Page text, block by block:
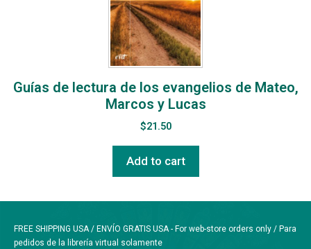
Guías de lectura de los evangelios de Mateo,
Marcos y Lucas
$21.50
Add to cart
FREE SHIPPING USA / ENVÍO GRATIS USA - For web-store orders only / Para
pedidos de la librería virtual solamente